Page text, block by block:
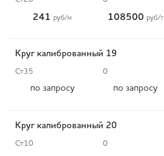
241 руб/м 108500 руб/т
Круг калиброванный 19
Ст35 0
по запросу по запросу
Круг калиброванный 20
Ст10 0